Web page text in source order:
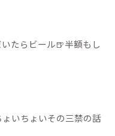
たらビール🍺半額もし
いちょいその三禁の話